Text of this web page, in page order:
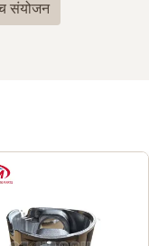
यदि आपके पास एक
किसी भी समय
संयोजन